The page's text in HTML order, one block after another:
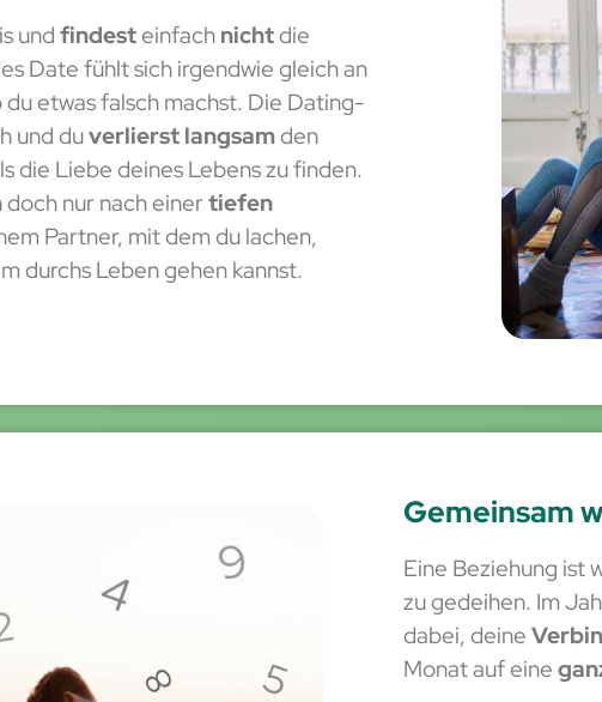
undfindesteinfachnichtdie
Date fühlt sich irgendwie gleich an
etwas falsch machst. Die Dating-
und duverlierst langsamden
die Liebe deines Lebens zu finden.
doch nur nach einertiefen
Partner, mit dem du lachen,
durchs Leben gehen kannst.
Gemeinsam
Eine Beziehung ist
zu gedeihen. Im
dabei, deine
Monat auf eine